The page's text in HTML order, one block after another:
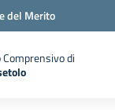
del Merito
di